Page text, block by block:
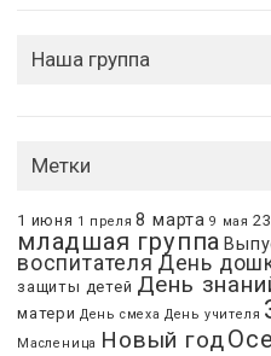
Наша группа
Метки
1 июня 1 преля 8 марта 9 мая
младшая группа
воспитателя День
защиты детей День
матери День смеха День учителя
Масленица Новый год